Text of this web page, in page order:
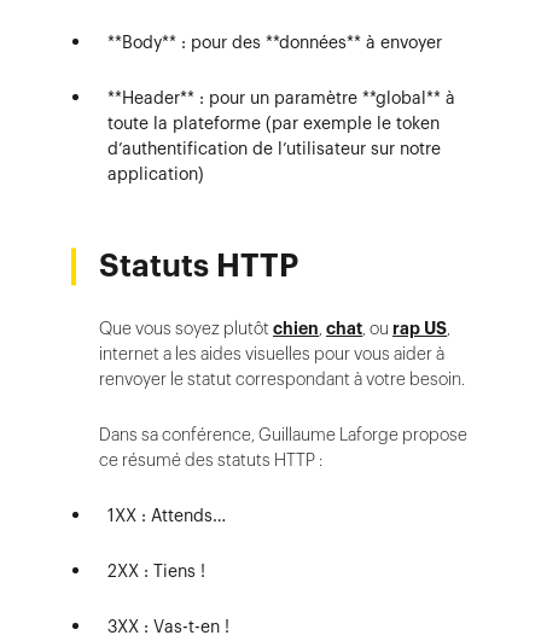
**Body** : pour des **données** à envoyer
**Header** : pour un paramètre **global** à
toute la plateforme (par exemple le token
d’authentification de l’utilisateur sur notre
application)
Statuts HTTP
Que vous soyez plutôtchien, chat, ou rap US,
internet a les aides visuelles pour vous aider à
renvoyer le statut correspondant à votre besoin.
Dans sa conférence, Guillaume Laforge propose
ce résumé des statuts HTTP :
1XX : Attends…
2XX : Tiens !
3XX : Vas-t-en !